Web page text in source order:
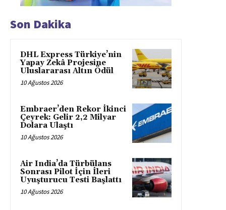
Son Dakika
DHL Express Türkiye’nin
Yapay Zekâ Projesine
Uluslararası Altın Ödül
10 Ağustos 2026
Embraer’den Rekor İkinci
Çeyrek: Gelir 2,2 Milyar
Dolara Ulaştı
10 Ağustos 2026
Air India’da Türbülans
Sonrası Pilot İçin İleri
Uyuşturucu Testi Başlattı
10 Ağustos 2026